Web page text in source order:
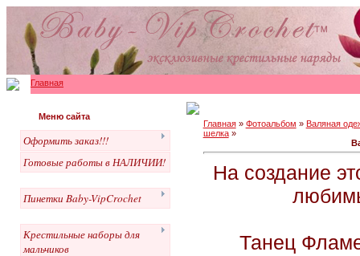
Главная
Меню сайта
Оформить заказ!!!
Готовые работы в НАЛИЧИИ!
Пинетки Baby-VipCrochet
Крестильные наборы для
мальчиков
Главная» Фотоальбом » Валяная
шелка»
На создание
Танец